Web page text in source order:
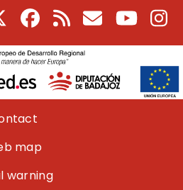
Facebook
RSS E-Mail Youtube
map
warning